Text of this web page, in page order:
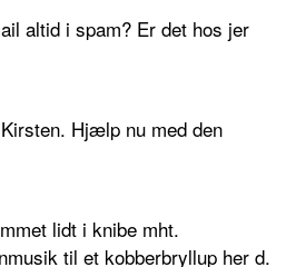
altid i spam? Er det hos jer
Hjælp nu med den
lidt i knibe mht.
til et kobberbryllup her d.